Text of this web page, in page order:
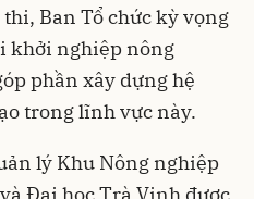
Ban Tổ chức kỳ vọng
khởi nghiệp nông
phần xây dựng hệ
trong lĩnh vực này.
lý Khu Nông nghiệp